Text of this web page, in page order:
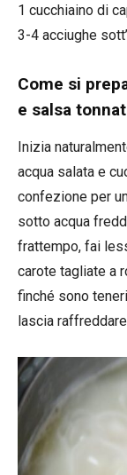
1 cucchiaino di
3-4 acciughe
Come si
e salsa
Inizia
acqua salata e
confezione per
sotto acqua
frattempo, fai
carote tagliate a
finché sono
lascia